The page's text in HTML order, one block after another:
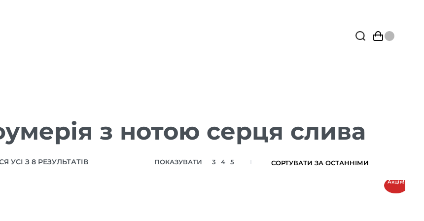
з нотою серця слива
УСІ З 8 РЕЗУЛЬТАТІВ ПОКАЗУВАТИ 3 4 5
Акція!